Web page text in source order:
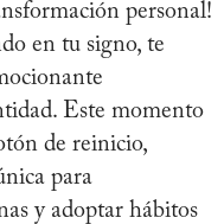
personal!
en tu signo, te
Este momento
de reinicio,
para
y adoptar hábitos